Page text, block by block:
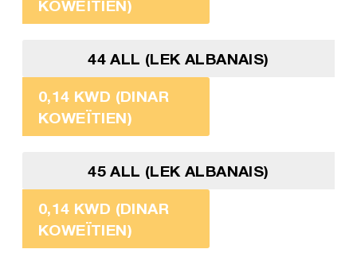
KOWEÏTIEN)
44 ALL (LEK ALBANAIS)
0,14 KWD (DINAR
KOWEÏTIEN)
45 ALL (LEK ALBANAIS)
0,14 KWD (DINAR
KOWEÏTIEN)